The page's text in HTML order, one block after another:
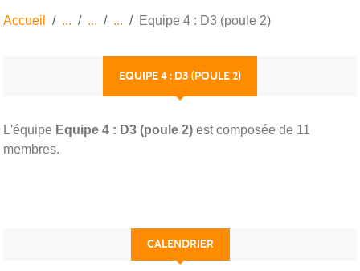
Accueil Equipe 4 : D3 (poule 2)
EQUIPE 4 : D3 (POULE 2)
L'équipe Equipe 4 : D3 (poule 2) est composée de 11
membres.
CALENDRIER